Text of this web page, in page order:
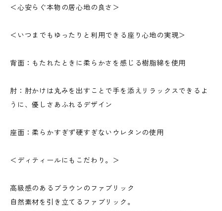
＜心安らぐ本物の居心地の良さ＞
＜いつまでもゆったりと利用できる座り心地の実現＞
背面：もたれたときに柔らかさを感じる樹脂綿を使用
肘：肘かけは丸みを出すことで手を添えリラックスできるよ
うに、優しさあふれるデザイン
座面：柔らかすぎず硬すぎないウレタンの使用
＜ディティールにもこだわり。＞
高級感のあるブラウンのファブリック
自然素材を引き立てるファブリック。